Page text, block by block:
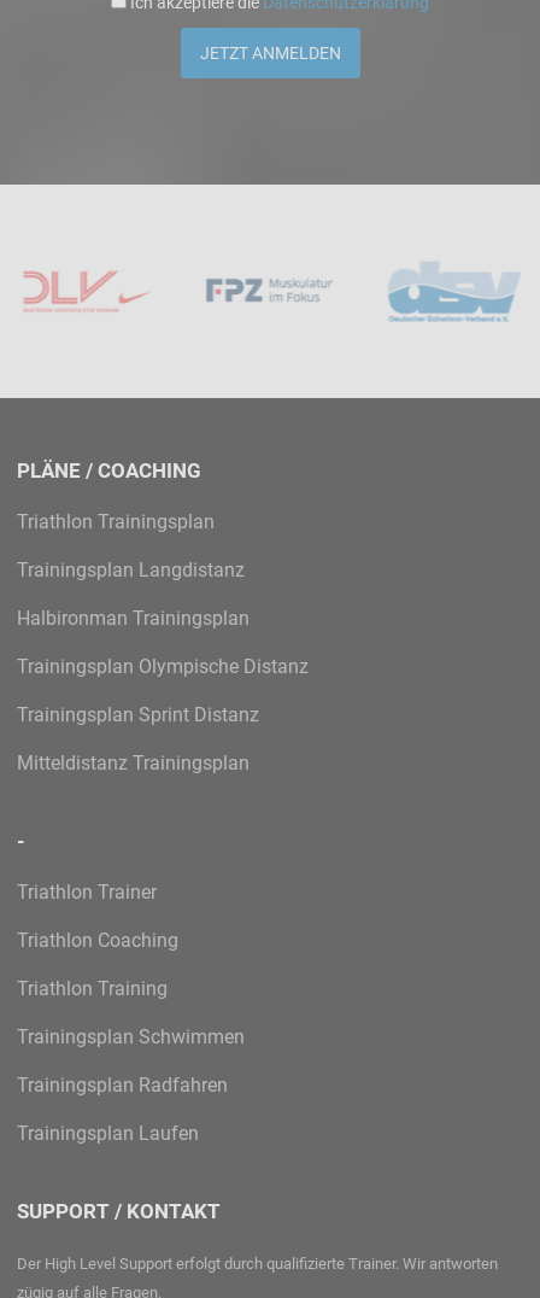
JETZT ANMELDEN
PLÄNE / COACHING
Triathlon Trainingsplan
Trainingsplan Langdistanz
Halbironman Trainingsplan
Trainingsplan Olympische Distanz
Trainingsplan Sprint Distanz
Mitteldistanz Trainingsplan
-
Triathlon Trainer
Triathlon Coaching
Triathlon Training
Trainingsplan Schwimmen
Trainingsplan Radfahren
Trainingsplan Laufen
SUPPORT / KONTAKT
Der High Level Support erfolgt durch qualifizierte Trainer. Wir antworten
zügig auf alle Fragen.